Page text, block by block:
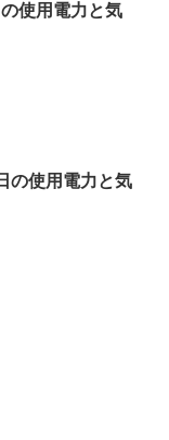
使用電力と気
の使用電力と気